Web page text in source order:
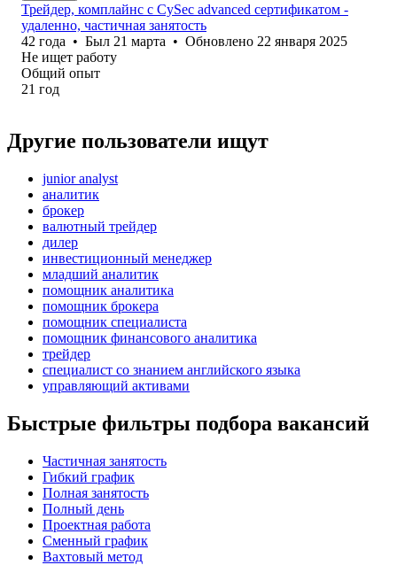
Трейдер, комплайнс с CySec advanced сертификатом -
удаленно, частичная занятость
42 года • Был 21 марта • Обновлено 22 января 2025
Не ищет работу
Общий опыт
21 год
Другие пользователи ищут
junior analyst
аналитик
брокер
валютный трейдер
дилер
инвестиционный менеджер
младший аналитик
помощник аналитика
помощник брокера
помощник специалиста
помощник финансового аналитика
трейдер
специалист со знанием английского языка
управляющий активами
Быстрые фильтры подбора вакансий
Частичная занятость
Гибкий график
Полная занятость
Полный день
Проектная работа
Сменный график
Вахтовый метод